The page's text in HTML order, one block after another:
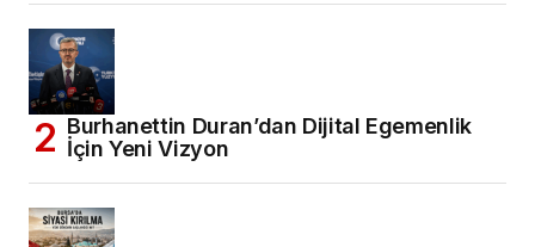
Burhanettin Duran’dan Dijital Egemenlik
İçin Yeni Vizyon